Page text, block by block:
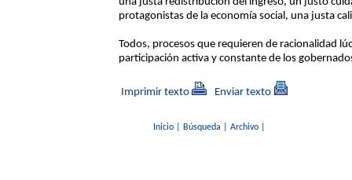
protagonistas de la economía social, una justa
Todos, procesos que requieren de racionalidad
participación activa y constante de los
Imprimir texto Enviar texto
Inicio| Búsqueda Archivo|